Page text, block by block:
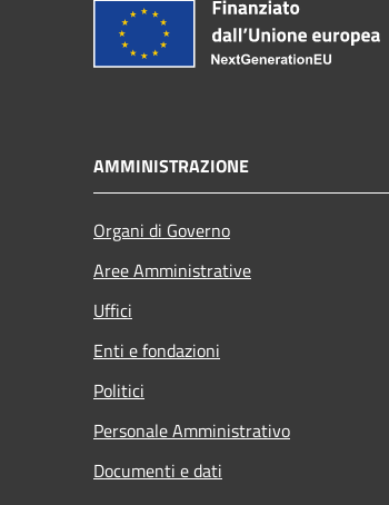
AMMINISTRAZIONE
Organi di Governo
Aree Amministrative
Uffici
Enti e fondazioni
Politici
Personale Amministrativo
Documenti e dati